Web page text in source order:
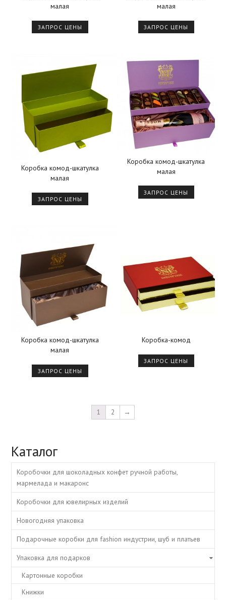
малая
ЗАПРОС ЦЕНЫ
малая
ЗАПРОС ЦЕНЫ
Коробка комод-шкатулка
малая
ЗАПРОС ЦЕНЫ
Коробка комод-шкатулка
малая
ЗАПРОС ЦЕНЫ
Коробка комод-шкатулка
малая
ЗАПРОС ЦЕНЫ
Коробка-комод
ЗАПРОС ЦЕНЫ
1 2 →
Каталог
Коробочки для шоколадных конфет ручной работы,
мармелада и макаронс
Коробочки для ювелирных изделий
Новогодняя упаковка
Подарочные коробки для fashion индустрии, шуб и платьев
Упаковка для подарков
Картонные коробки
Книжки